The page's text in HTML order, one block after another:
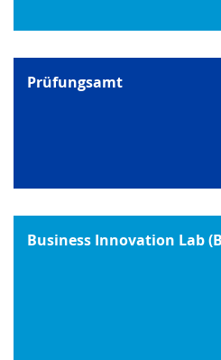
Prüfungsamt
Business Innovation Lab